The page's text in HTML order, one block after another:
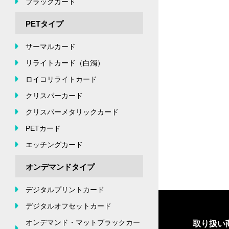
PETタイプ
サーマルカード
リライトカード（白濁）
ロイコリライトカード
クリスパーカード
クリスパーメタリックカード
PETカード
エッチングカード
オンデマンドタイプ
デジタルプリントカード
デジタルオフセットカード
オンデマンド・マットブラックカー
取り扱い